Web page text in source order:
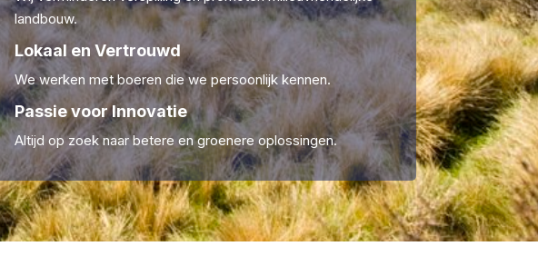
landbouw.
Lokaal en Vertrouwd
We werken met boeren die we persoonlijk kennen.
Passie voor Innovatie
Altijd op zoek naar betere en groenere oplossingen.